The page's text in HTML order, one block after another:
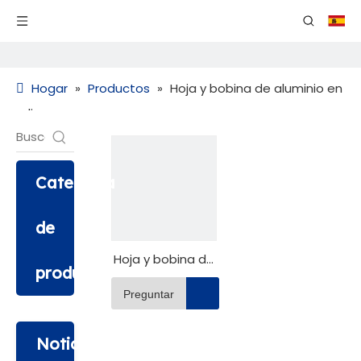
Hogar » Productos » Hoja y bobina de aluminio en
relieve
Categoria
de
producto
Noticias
Hoja y bobina de
aluminio en
relieve
Preguntar